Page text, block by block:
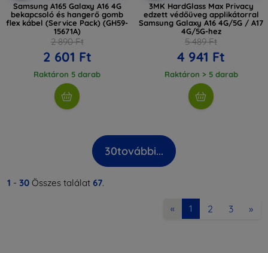
Samsung A165 Galaxy A16 4G
bekapcsoló és hangerő gomb
flex kábel (Service Pack) (GH59-
15671A)
2 890 Ft
2 601 Ft
Raktáron 5 darab
3MK HardGlass Max Privacy
edzett védőüveg applikátorral
Samsung Galaxy A16 4G/5G / A17
4G/5G-hez
5 489 Ft
4 941 Ft
Raktáron > 5 darab
30további...
1 - 30 Összes találat 67.
« 1 2 3 »